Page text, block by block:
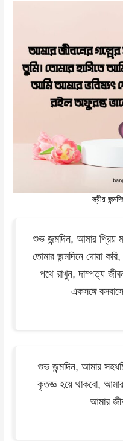
স্ত্রীর
শুভ জন্মদিন, আমার প্রিয়
তোমার জন্মদিনে দোয়া
পথে রাখুন, দাম্পত্য
একসঙ্গে
শুভ জন্মদিন, আমার
কৃতজ্ঞ হয়ে থাকবো,
আমার